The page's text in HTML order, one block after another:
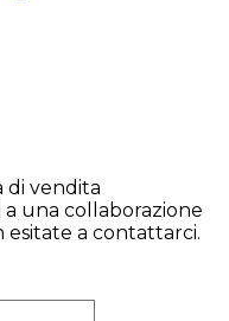
di vendita
a una collaborazione
esitate a contattarci.